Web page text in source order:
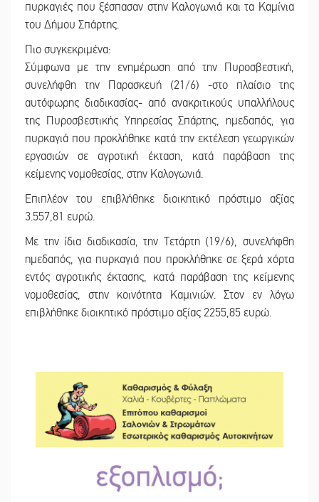
πυρκαγιές που ξέσπασαν στην Καλογωνιά και τα Καμίνια
του Δήμου Σπάρτης.
Πιο συγκεκριμένα:
Σύμφωνα με την ενημέρωση από την Πυροσβεστική,
συνελήφθη την Παρασκευή (21/6) -στο πλαίσιο της
αυτόφωρης διαδικασίας- από ανακριτικούς υπαλλήλους
της Πυροσβεστικής Υπηρεσίας Σπάρτης, ημεδαπός, για
πυρκαγιά που προκλήθηκε κατά την εκτέλεση γεωργικών
εργασιών σε αγροτική έκταση, κατά παράβαση της
κείμενης νομοθεσίας, στην Καλογωνιά.
Επιπλέον του επιβλήθηκε διοικητικό πρόστιμο αξίας
3.557,81 ευρώ.
Με την ίδια διαδικασία, την Τετάρτη (19/6), συνελήφθη
ημεδαπός, για πυρκαγιά που προκλήθηκε σε ξερά χόρτα
εντός αγροτικής έκτασης, κατά παράβαση της κείμενης
νομοθεσίας, στην κοινότητα Καμινιών. Στον εν λόγω
επιβλήθηκε διοικητικό πρόστιμο αξίας 2255,85 ευρώ.